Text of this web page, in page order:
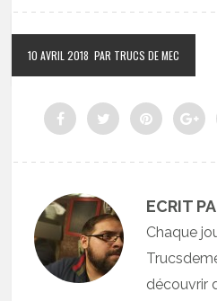
10 AVRIL 2018 PAR TRUCS DE MEC
ECRIT
Chaque
découvrir